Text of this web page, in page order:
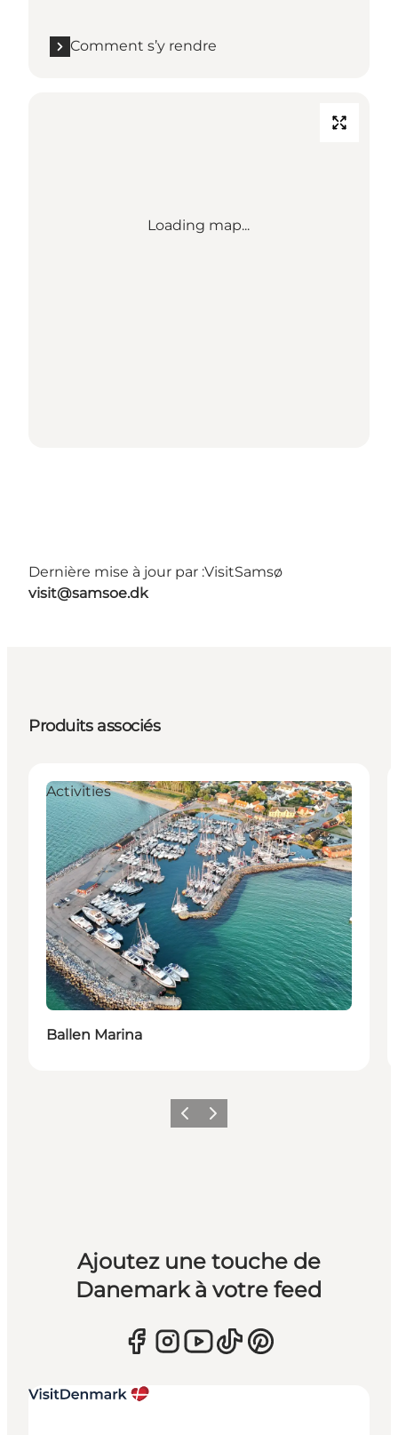
Comment s’y rendre
Loading map...
Dernière mise à jour par :VisitSamsø
visit@samsoe.dk
Produits associés
Activities
Ballen Marina
PrécédentSuivant
Ajoutez une touche de
Danemark à votre feed